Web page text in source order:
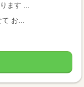
ます ...
お...